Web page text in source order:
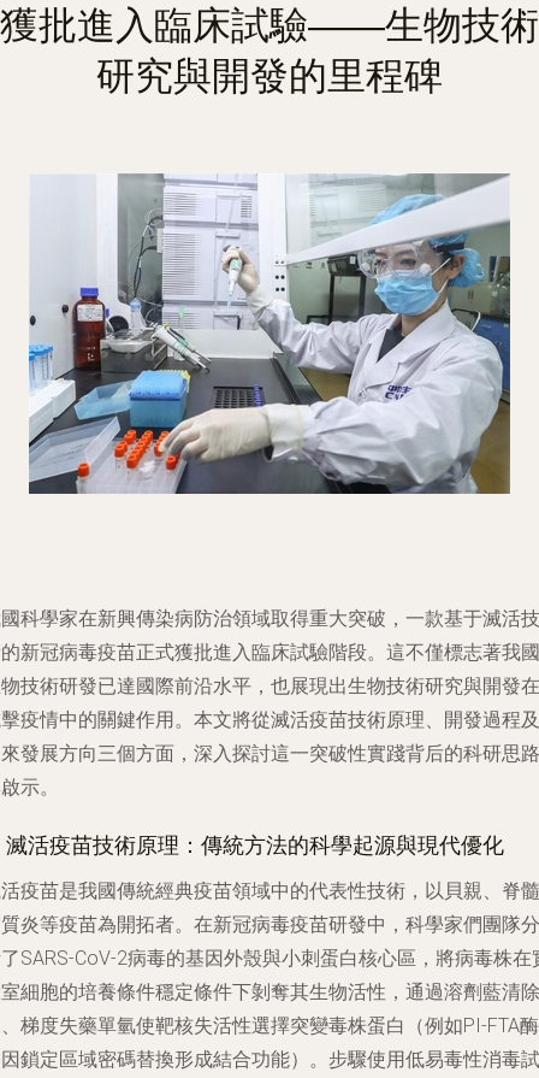
獲批進入臨床試驗——生物技術
研究與開發的里程碑
科學家在新興傳染病防治領域取得重大突破，一款基于滅活技
新冠病毒疫苗正式獲批進入臨床試驗階段。這不僅標志著我國
技術研發已達國際前沿水平，也展現出生物技術研究與開發在
疫情中的關鍵作用。本文將從滅活疫苗技術原理、開發過程及
發展方向三個方面，深入探討這一突破性實踐背后的科研思路
示。
滅活疫苗技術原理：傳統方法的科學起源與現代優化
疫苗是我國傳統經典疫苗領域中的代表性技術，以貝親、脊髓
炎等疫苗為開拓者。在新冠病毒疫苗研發中，科學家們團隊分
SARS-CoV-2病毒的基因外殼與小刺蛋白核心區，將病毒株在
細胞的培養條件穩定條件下剝奪其生物活性，通過溶劑藍清除
梯度失藥單氫使靶核失活性選擇突變毒株蛋白（例如PⅠ-FTA酶
鎖定區域密碼替換形成結合功能）。步驟使用低易毒性消毒試